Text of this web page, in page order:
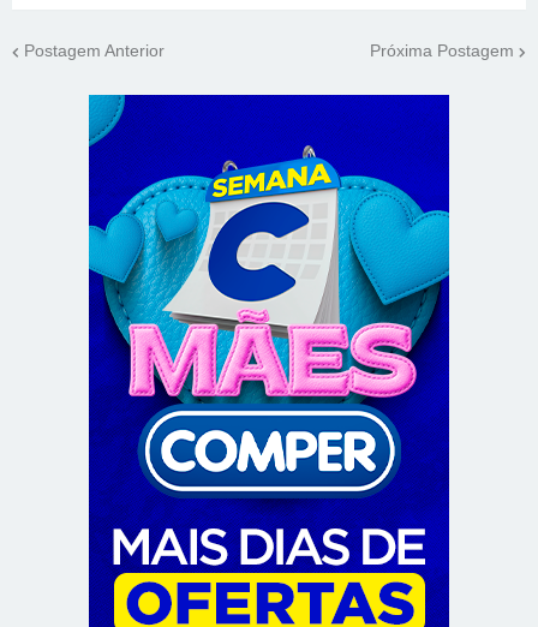
Postagem Anterior Próxima Postagem